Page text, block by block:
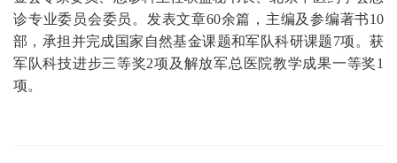
诊专业委员会委员。发表文章60余篇，主编及参编著书10
部，承担并完成国家自然基金课题和军队科研课题7项。获
军队科技进步三等奖2项及解放军总医院教学成果一等奖1
项。